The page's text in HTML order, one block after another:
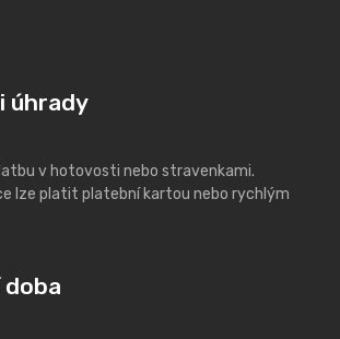
úhrady
v hotovosti nebo stravenkami.
lze platit platební kartou nebo rychlým